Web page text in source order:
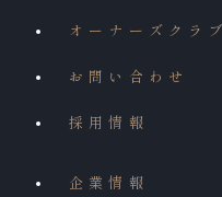
オーナーズクラブ
お問い合わせ
採用情報
企業情報